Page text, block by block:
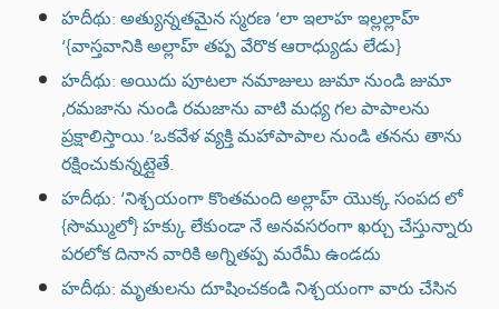
హదీథు: అత్యున్నతమైన స్మరణ ‘లా ఇలాహ ఇల్లల్లాహ్
‘{వాస్తవానికి అల్లాహ్ తప్ప వేరొక ఆరాధ్యుడు లేడు}
హదీథు: అయిదు పూటలా నమాజులు జుమా నుండి జుమా
,రమజాను నుండి రమజాను వాటి మధ్య గల పాపాలను
ప్రక్షాలిస్తాయి.‘ఒకవేళ వ్యక్తి మహాపాపాల నుండి తనను తాను
రక్షించుకున్నట్లైతే.
హదీథు: ‘నిశ్చయంగా కొంతమంది అల్లాహ్ యొక్క సంపద లో
{సొమ్ములో} హక్కు లేకుండా నే అనవసరంగా ఖర్చు చేస్తున్నారు
పరలోక దినాన వారికి అగ్నితప్ప మరేమీ ఉండదు
హదీథు: మృతులను దూషించకండి నిశ్చయంగా వారు చేసిన